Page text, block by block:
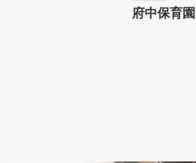
府中保育園